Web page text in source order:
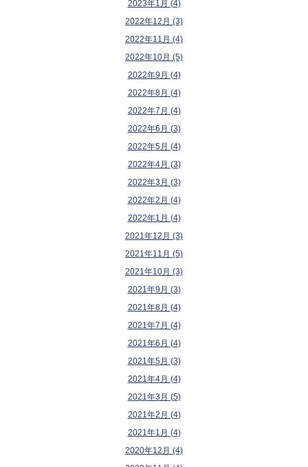
2023年1月 (4)
2022年12月 (3)
2022年11月 (4)
2022年10月 (5)
2022年9月 (4)
2022年8月 (4)
2022年7月 (4)
2022年6月 (3)
2022年5月 (4)
2022年4月 (3)
2022年3月 (3)
2022年2月 (4)
2022年1月 (4)
2021年12月 (3)
2021年11月 (5)
2021年10月 (3)
2021年9月 (3)
2021年8月 (4)
2021年7月 (4)
2021年6月 (4)
2021年5月 (3)
2021年4月 (4)
2021年3月 (5)
2021年2月 (4)
2021年1月 (4)
2020年12月 (4)